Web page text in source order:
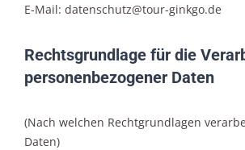
E-Mail: datenschutz@tour-ginkgo.de
Rechtsgrundlage für die
personenbezogener Daten
(Nach welchen Rechtgrundlagen
Daten)